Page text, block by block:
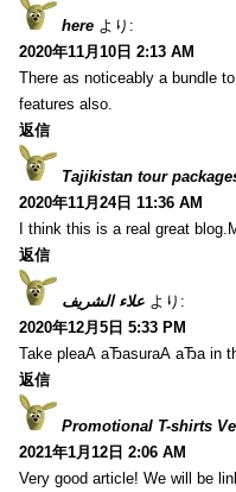
here より:
2020年11月10日 2:13 AM
There as noticeably a bundle
features also.
返信
Tajikistan tour
2020年11月24日 11:36 AM
I think this is a real great
返信
علاء الشريف より:
2020年12月5日 5:33 PM
Take pleаА аЂаsurаА аЂа in
返信
Promotional T-shirts
2021年1月12日 2:06 AM
Very good article! We will be